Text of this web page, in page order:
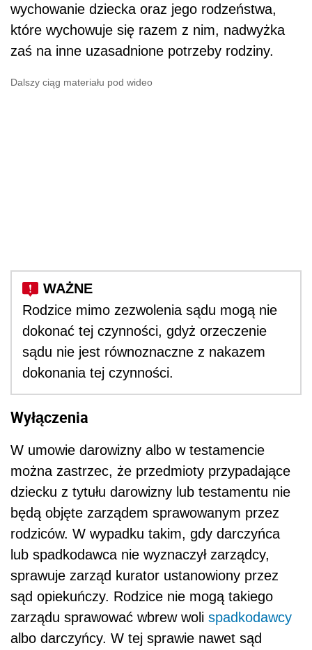
wychowanie dziecka oraz jego rodzeństwa,
które wychowuje się razem z nim, nadwyżka
zaś na inne uzasadnione potrzeby rodziny.
Dalszy ciąg materiału pod wideo
Rodzice mimo zezwolenia sądu mogą nie
dokonać tej czynności, gdyż orzeczenie
sądu nie jest równoznaczne z nakazem
dokonania tej czynności.
Wyłączenia
W umowie darowizny albo w testamencie
można zastrzec, że przedmioty przypadające
dziecku z tytułu darowizny lub testamentu nie
będą objęte zarządem sprawowanym przez
rodziców. W wypadku takim, gdy darczyńca
lub spadkodawca nie wyznaczył zarządcy,
sprawuje zarząd kurator ustanowiony przez
sąd opiekuńczy. Rodzice nie mogą takiego
zarządu sprawować wbrew woli spadkodawcy
albo darczyńcy. W tej sprawie nawet sąd